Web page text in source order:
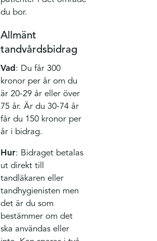
du bor.
Allmänt
tandvårdsbidrag
Vad : Du får 300
kronor per år om du
är 20-29 år eller över
75 år. Är du 30-74 år
får du 150 kronor per
år i bidrag.
Hur: Bidraget betalas
ut direkt till
tandläkaren eller
tandhygienisten men
det är du som
bestämmer om det
ska användas eller